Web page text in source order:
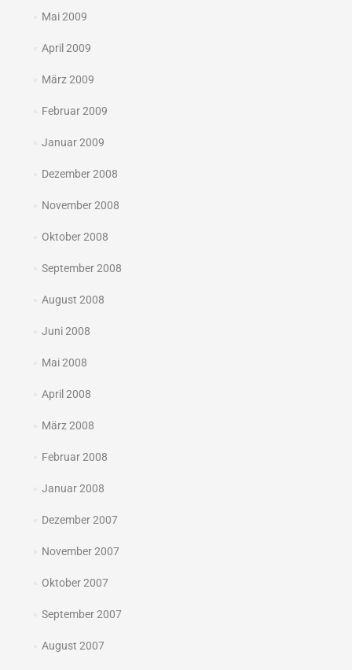
Mai 2009
April 2009
März 2009
Februar 2009
Januar 2009
Dezember 2008
November 2008
Oktober 2008
September 2008
August 2008
Juni 2008
Mai 2008
April 2008
März 2008
Februar 2008
Januar 2008
Dezember 2007
November 2007
Oktober 2007
September 2007
August 2007